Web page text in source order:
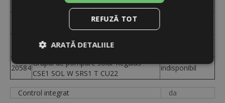
Disponibilitate
Grupul de pompare solar Regulus
CSE1 SOL W SRS1 T 3/4"
Grupul de pompare solar Regulus
CSE1 SOL W SRS1 T 1"
20584
Grupul de pompare solar Regulus
CSE1 SOL W SRS1 T CU22
indisponibil
Control integrat da
REFUZĂ TOT
ARATĂ DETALIILE
Strict
necesare
De
performanță
De
targetare